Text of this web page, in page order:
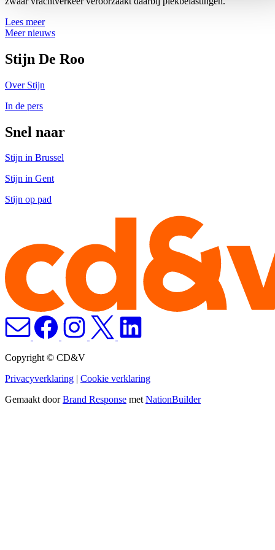
Lees meer
Meer nieuws
Stijn De Roo
Over Stijn
In de pers
Snel naar
Stijn in Brussel
Stijn in Gent
Stijn op pad
Copyright © CD&V
Privacyverklaring | Cookie verklaring
Gemaakt doorBrand Response metNationBuilder